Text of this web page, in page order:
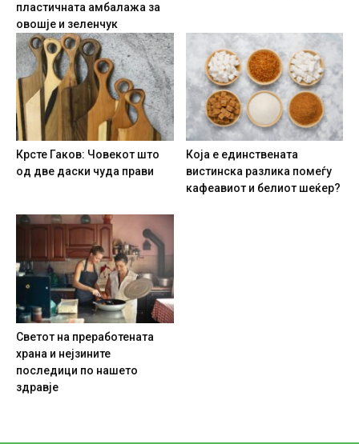
пластичната амбалажа за
овошје и зеленчук
Крсте Гаков: Човекот што
од две даски чуда прави
Која е единствената
вистинска разлика помеѓу
кафеавиот и белиот шеќер?
Светот на преработената
храна и нејзините
последици по нашето
здравје